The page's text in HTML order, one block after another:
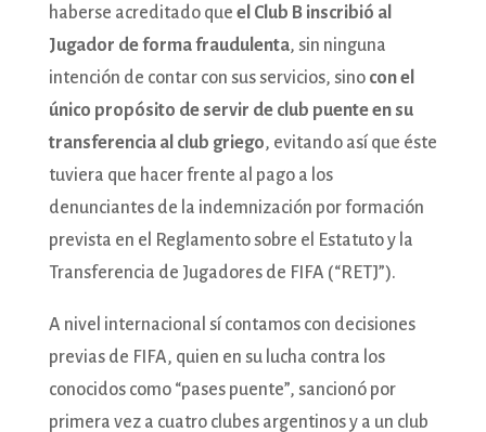
haberse acreditado que el Club B inscribió al
Jugador de forma fraudulenta, sin ninguna
intención de contar con sus servicios, sino con el
único propósito de servir de club puente en su
transferencia al club griego, evitando así que éste
tuviera que hacer frente al pago a los
denunciantes de la indemnización por formación
prevista en el Reglamento sobre el Estatuto y la
Transferencia de Jugadores de FIFA (“RETJ”).
A nivel internacional sí contamos con decisiones
previas de FIFA, quien en su lucha contra los
conocidos como “pases puente”, sancionó por
primera vez a cuatro clubes argentinos y a un club